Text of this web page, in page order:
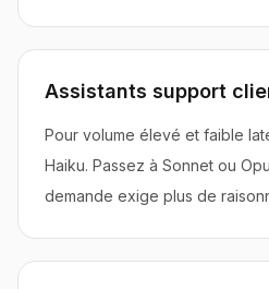
Assistants support
Pour volume élevé et faible
Haiku. Passez à Sonnet ou
demande exige plus de